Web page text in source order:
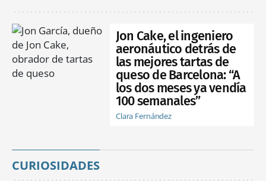
Jon Cake, el ingeniero
aeronáutico detrás de
las mejores tartas de
queso de Barcelona: “A
los dos meses ya vendía
100 semanales”
Clara Fernández
CURIOSIDADES